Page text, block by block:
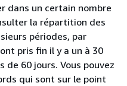
dans un certain nombre
la répartition des
périodes, par
pris fin il y a un à 30
de 60 jours. Vous pouvez
qui sont sur le point